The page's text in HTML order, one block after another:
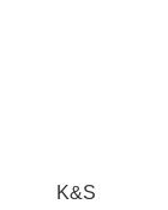
K&S